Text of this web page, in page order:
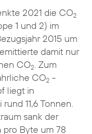
2021 die CO2
1 und 2) im
2015 um
damit nur
CO2. Zum
CO2-
liegt in
11,6 Tonnen.
sank der
Byte um 78